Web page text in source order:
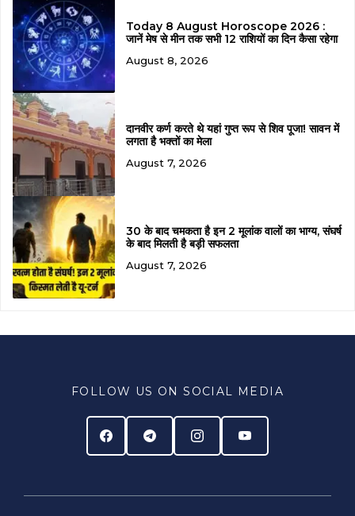
Today 8 August Horoscope 2026 :
जानें मेष से मीन तक सभी 12 राशियों का दिन कैसा रहेगा
August 8, 2026
दानवीर कर्ण करते थे यहां गुप्त रूप से शिव पूजा! सावन में
लगता है भक्तों का मेला
August 7, 2026
30 के बाद चमकता है इन 2 मूलांक वालों का भाग्य, संघर्ष
के बाद मिलती है बड़ी सफलता
August 7, 2026
FOLLOW US ON SOCIAL MEDIA